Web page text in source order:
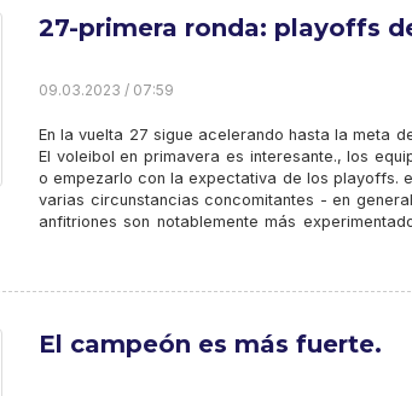
27-primera ronda: playoffs
09.03.2023 / 07:59
En la vuelta 27 sigue acelerando hasta la meta
El voleibol en primavera es interesante., los
o empezarlo con la expectativa de los playoffs.
varias circunstancias concomitantes - en
anfitriones son notablemente más
El campeón es más fuerte.